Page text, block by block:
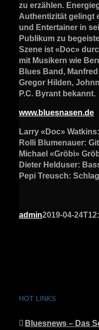
zu erzählen.
Authentizität gelingt
und Entertainer in
Publikum zu
Szene ist «Doc»
mit Musikern wie
Blues Band,
Gregor Hilden,
P.C. Byrant bekannt.
www.bluesnasen.de
Larry «Doc»
Rolli Blumenauer:
Michael «Gröbi»
Dieter Helduser:
Pepi Treusch:
admin2019-04-
HOT LINKS
Bluesnews – Das